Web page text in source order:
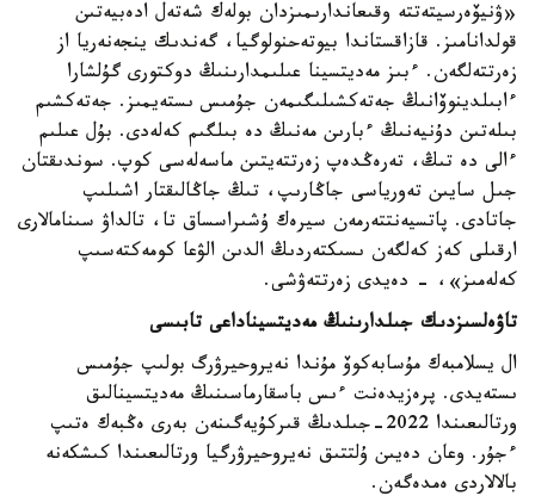
«ۋنيۆەرسيتەتتە وقىعاندارىمىزدان بولەك شەتەل ادەبيەتىن
قولدانامىز. قازاقستاندا بيوتەحنولوگيا، گەندىك ينجەنەريا از
زەرتتەلگەن. ءبىز مەديتسينا عىلىمدارىنىڭ دوكتورى گۇلشارا
ءابىلدينوۆانىڭ جەتەكشىلىگىمەن جۇمىس ىستەيمىز. جەتەكشىم
بىلەتىن دۇنيەنىڭ ءبارىن مەنىڭ دە بىلگىم كەلەدى. بۇل عىلىم
ءالى دە تىڭ، تەرەڭدەپ زەرتتەيتىن ماسەلەسى كوپ. سوندىقتان
جىل سايىن تەورياسى جاڭارىپ، تىڭ جاڭالىقتار اشىلىپ
جاتادى. پاتسيەنتتەرمەن سيرەك ۇشىراسساق تا، تالداۋ سىنامالارى
ارقىلى كەز كەلگەن ىسىكتەردىڭ الدىن الۋعا كومەكتەسىپ
كەلەمىز»، - دەيدى زەرتتەۋشى.
تاۋەلسىزدىك جىلدارىنىڭ مەديتسيناداعى تابىسى
ال يسلامبەك مۇسابەكوۆ مۇندا نەيروحيرۋرگ بولىپ جۇمىس
ىستەيدى. پرەزيدەنت ءىس باسقارماسىنىڭ مەديتسينالىق
ورتالىعىندا 2022-جىلدىڭ قىركۇيەگىنەن بەرى ەڭبەك ەتىپ
ءجۇر. وعان دەيىن ۇلتتىق نەيروحيرۋرگيا ورتالىعىندا كىشكەنە
بالالاردى ەمدەگەن.